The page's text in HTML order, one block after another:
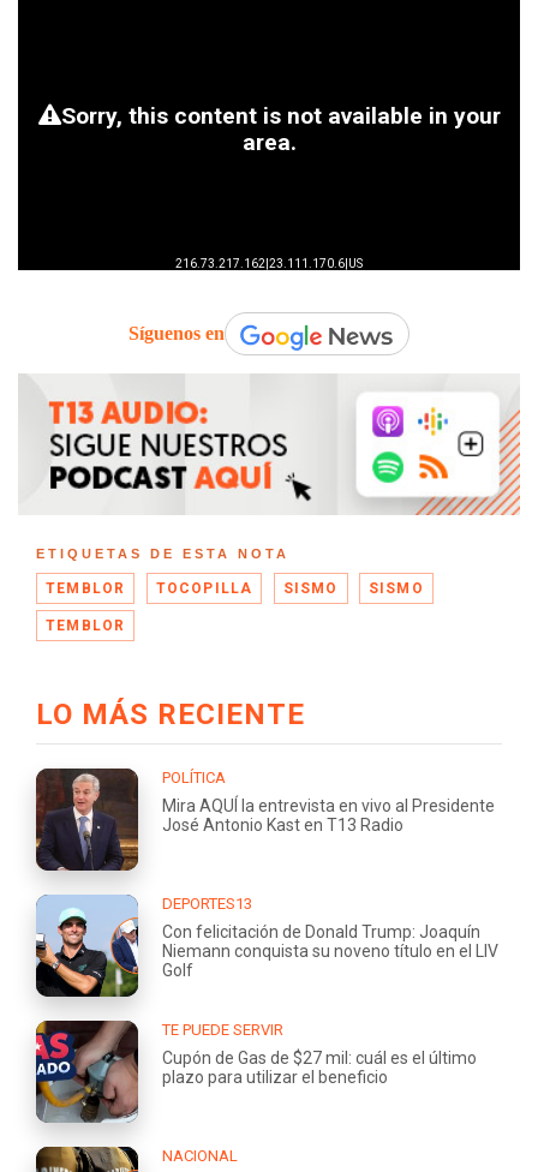
Síguenos en
ETIQUETAS DE ESTA NOTA
TEMBLOR TOCOPILLA SISMO SISMO
TEMBLOR
LO MÁS RECIENTE
POLÍTICA
Mira AQUÍ la entrevista en vivo al Presidente
José Antonio Kast en T13 Radio
DEPORTES13
Con felicitación de Donald Trump: Joaquín
Niemann conquista su noveno título en el LIV
Golf
TE PUEDE SERVIR
Cupón de Gas de $27 mil: cuál es el último
plazo para utilizar el beneficio
NACIONAL